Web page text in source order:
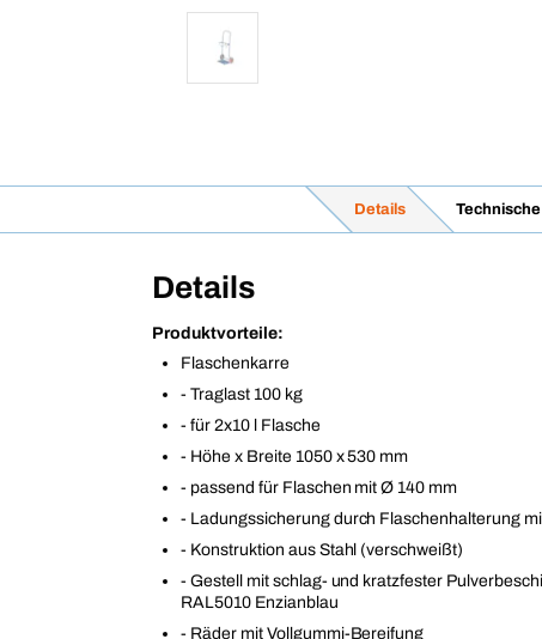
Details
Details
Produktvorteile:
Flaschenkarre
- Traglast 100 kg
- für 2x10 l Flasche
- Höhe x Breite 1050 x 530 mm
- passend für Flaschen mit Ø 140 mm
- Ladungssicherung durch Flaschenhalterung
- Konstruktion aus Stahl (verschweißt)
- Gestell mit schlag- und kratzfester
RAL5010 Enzianblau
- Räder mit Vollgummi-Bereifung